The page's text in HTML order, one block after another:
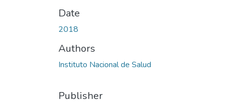
Date
2018
Authors
Instituto Nacional de Salud
Publisher